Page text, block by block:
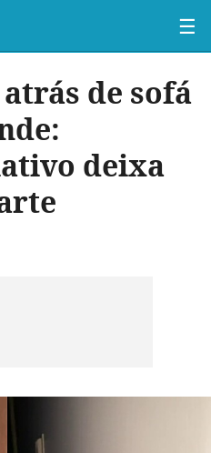
☰
de sofá
deixa